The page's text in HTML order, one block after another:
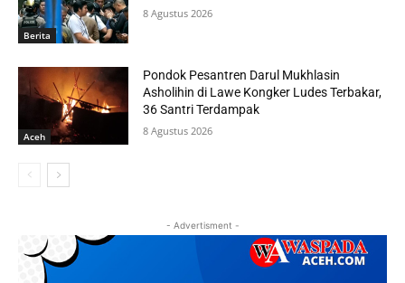
Berita
8 Agustus 2026
Aceh
Pondok Pesantren Darul Mukhlasin
Asholihin di Lawe Kongker Ludes Terbakar,
36 Santri Terdampak
8 Agustus 2026
- Advertisment -